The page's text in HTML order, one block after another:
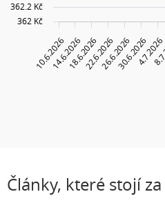
Články, které stojí